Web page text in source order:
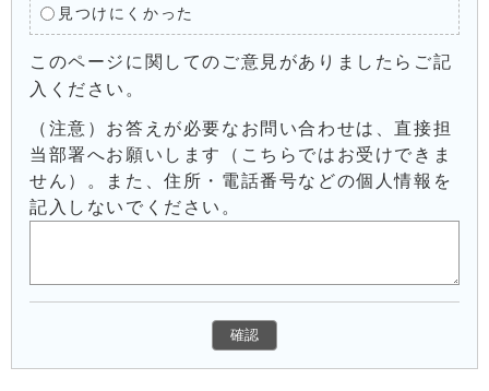
見つけにくかった
このページに関してのご意見がありましたらご記
入ください。
（注意）お答えが必要なお問い合わせは、直接担
当部署へお願いします（こちらではお受けできま
せん）。また、住所・電話番号などの個人情報を
記入しないでください。